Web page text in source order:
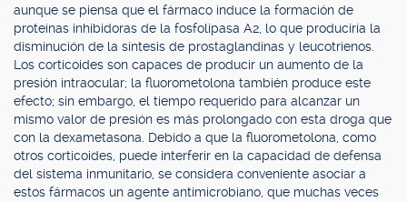
aunque se piensa que el fármaco induce la formación de
proteínas inhibidoras de la fosfolipasa A2, lo que produciría la
disminución de la síntesis de prostaglandinas y leucotrienos.
Los corticoides son capaces de producir un aumento de la
presión intraocular; la fluorometolona también produce este
efecto; sin embargo, el tiempo requerido para alcanzar un
mismo valor de presión es más prolongado con esta droga que
con la dexametasona. Debido a que la fluorometolona, como
otros corticoides, puede interferir en la capacidad de defensa
del sistema inmunitario, se considera conveniente asociar a
estos fármacos un agente antimicrobiano, que muchas veces